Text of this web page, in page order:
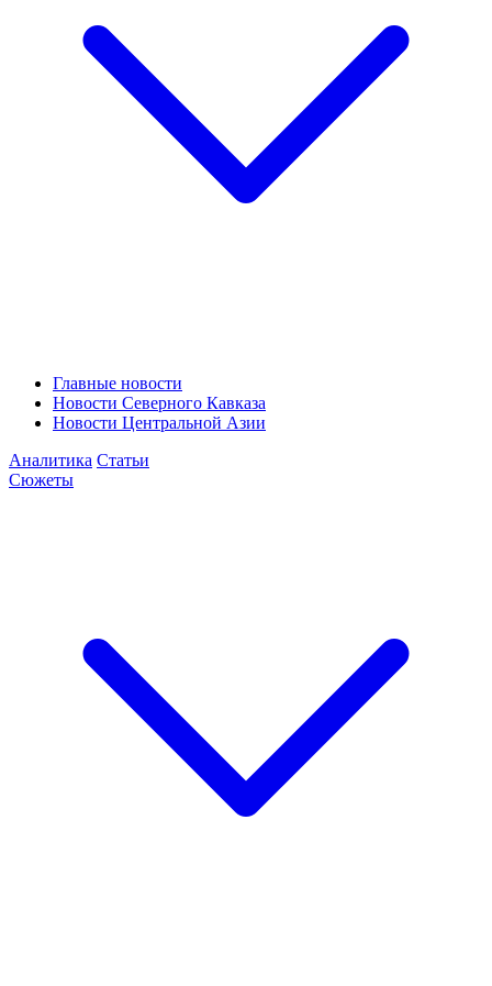
Главные новости
Новости Северного Кавказа
Новости Центральной Азии
Аналитика Статьи
Сюжеты